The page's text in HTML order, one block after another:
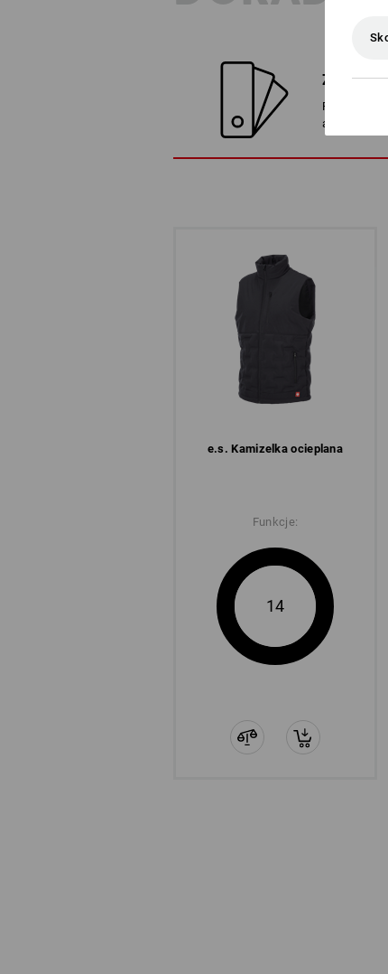
ZNAJDŹ
Porównaj
e.s. Kamizelka ocieplana
Funkcje:
14